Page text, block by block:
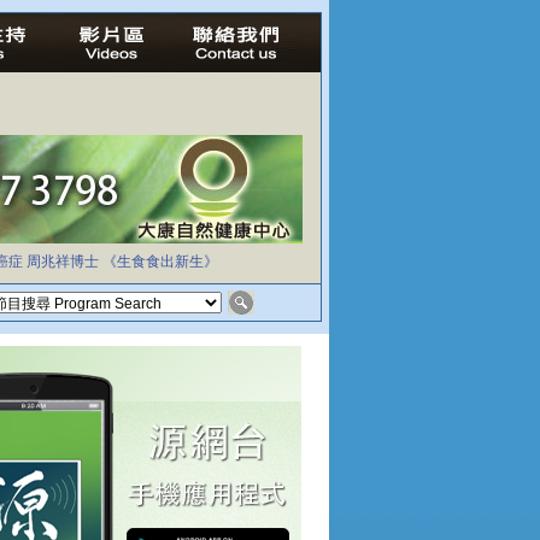
症 周兆祥博士 《生食食出新生》